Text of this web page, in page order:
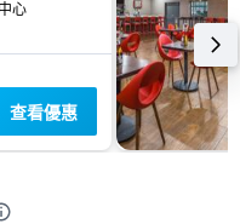
心
查看優惠